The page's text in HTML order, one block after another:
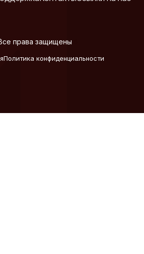
права защищены
Политика конфиденциальности